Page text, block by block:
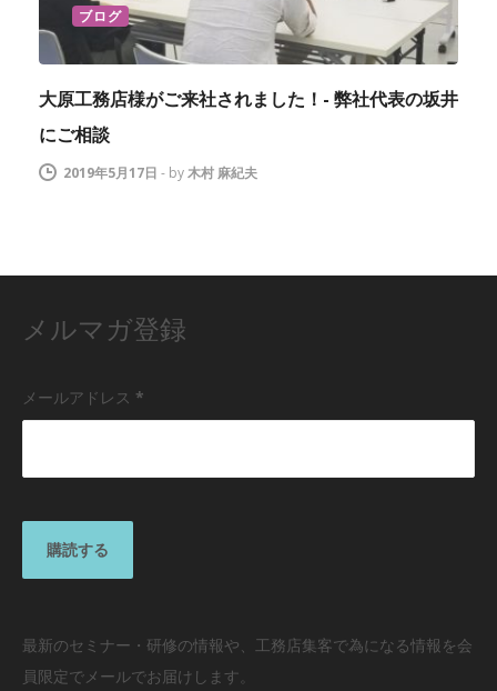
ブログ
大原工務店様がご来社されました！- 弊社代表の坂井
にご相談
2019年5月17日 - by木村 麻紀夫
メルマガ登録
メールアドレス *
最新のセミナー・研修の情報や、工務店集客で為になる情報を会
員限定でメールでお届けします。